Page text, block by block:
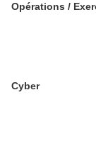
Opérations /
Cyber